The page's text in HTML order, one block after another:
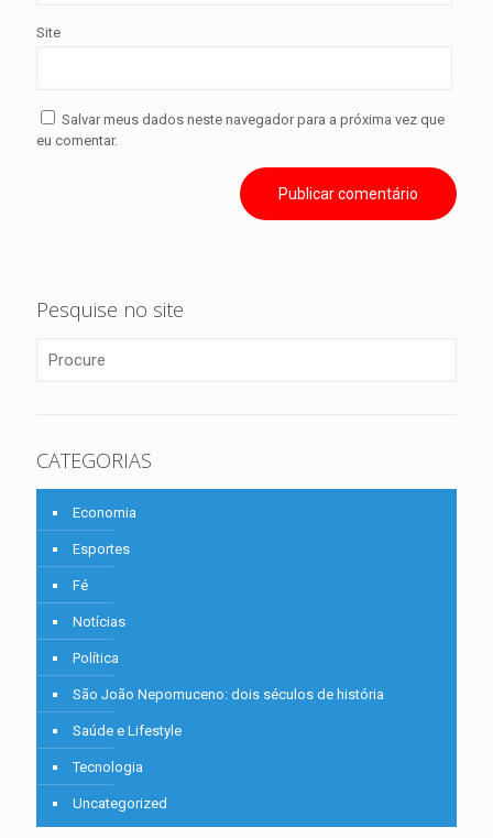
Site
Salvar meus dados neste navegador para a próxima vez que
eu comentar.
Pesquise no site
CATEGORIAS
Economia
Esportes
Fé
Notícias
Política
São João Nepomuceno: dois séculos de história
Saúde e Lifestyle
Tecnologia
Uncategorized